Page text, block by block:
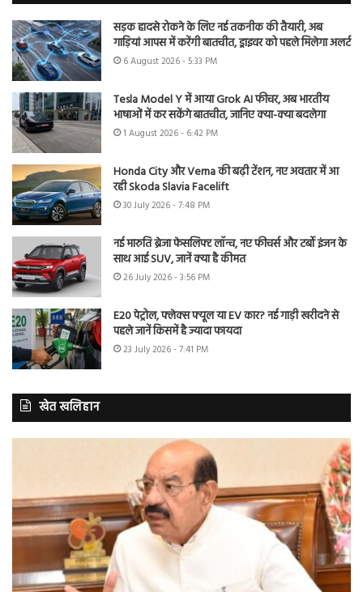
सड़क हादसे रोकने के लिए नई तकनीक की तैयारी, अब
गाड़ियां आपस में करेंगी बातचीत, ड्राइवर को पहले मिलेगा अलर्ट
6 August 2026 - 5:33 PM
Tesla Model Y में आया Grok AI फीचर, अब भारतीय
भाषाओं में कर सकेंगे बातचीत, जानिए क्या-क्या बदलेगा
1 August 2026 - 6:42 PM
Honda City और Verna की बढ़ी टेंशन, नए अवतार में आ
रही Skoda Slavia Facelift
30 July 2026 - 7:48 PM
नई मारुति ब्रेजा फेसलिफ्ट लॉन्च, नए फीचर्स और टर्बो इंजन के
साथ आई SUV, जानें क्या है कीमत
26 July 2026 - 3:56 PM
E20 पेट्रोल, फ्लेक्स फ्यूल या EV कार? नई गाड़ी खरीदने से
पहले जानें किसमें है ज्यादा फायदा
23 July 2026 - 7:41 PM
खेत खलिहान